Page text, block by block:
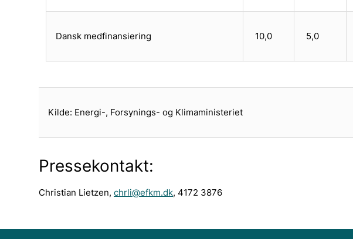
Dansk medfinansiering 10,0 5,0
Kilde: Energi-, Forsynings- og Klimaministeriet
Pressekontakt:
Christian Lietzen, chrli@efkm.dk, 4172 3876